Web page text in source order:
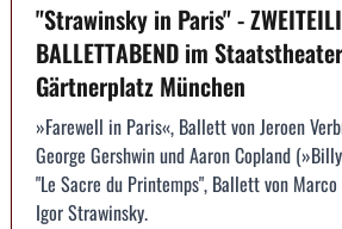
"Strawinsky in Paris" -
BALLETTABEND im
Gärtnerplatz München
»Farewell in Paris«, Ballett von Jeroen
George Gershwin und Aaron Copland
"Le Sacre du Printemps", Ballett von
Igor Strawinsky.